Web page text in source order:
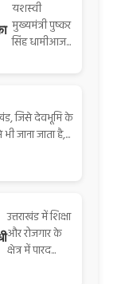
यशस्वी
मुख्यमंत्री पुष्कर
सिंह धामीआज...
जिसे देवभूमि के
जाना जाता है,...
उत्तराखंड में शिक्षा
और रोजगार के
क्षेत्र में पारद...